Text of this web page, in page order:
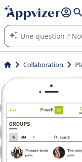
répondre (plusieurs
L'IA de Appvizer vous
logiciel SaaS en
Collaboration